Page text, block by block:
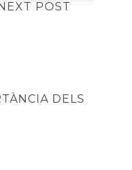
POST
DELS